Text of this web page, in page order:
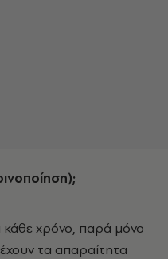
κάθε χρόνο, παρά μόνο
τα απαραίτητα